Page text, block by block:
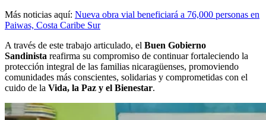
Más noticias aquí: Nueva obra vial beneficiará a 76,000 personas en
Paiwas, Costa Caribe Sur
A través de este trabajo articulado, el Buen Gobierno
Sandinista reafirma su compromiso de continuar fortaleciendo la
protección integral de las familias nicaragüenses, promoviendo
comunidades más conscientes, solidarias y comprometidas con el
cuido de la Vida, la Paz y el Bienestar.